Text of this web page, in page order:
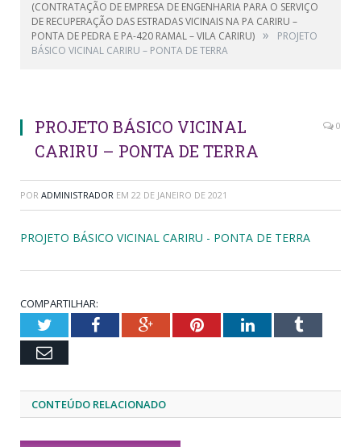
(CONTRATAÇÃO DE EMPRESA DE ENGENHARIA PARA O SERVIÇO
DE RECUPERAÇÃO DAS ESTRADAS VICINAIS NA PA CARIRU –
PONTA DE PEDRA E PA-420 RAMAL – VILA CARIRU) »
PROJETO
BÁSICO VICINAL CARIRU – PONTA DE TERRA
PROJETO BÁSICO VICINAL
CARIRU – PONTA DE TERRA
0
POR ADMINISTRADOR EM 22 DE JANEIRO DE 2021
PROJETO BÁSICO VICINAL CARIRU - PONTA DE TERRA
COMPARTILHAR:
TwitterFacebookGoogle+PinterestLinkedInTumblr
Email
CONTEÚDO RELACIONADO